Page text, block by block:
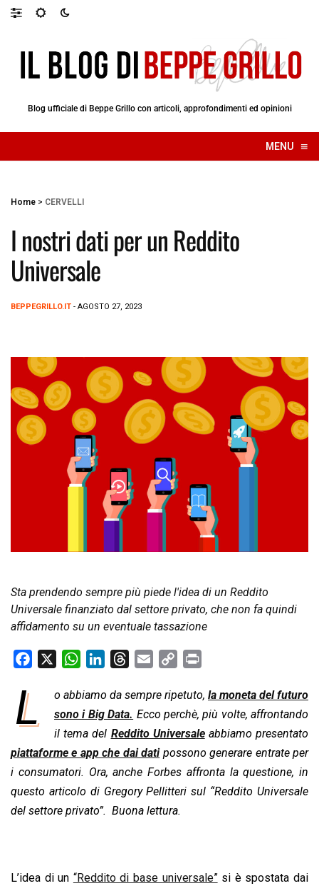
Blog ufficiale di Beppe Grillo con articoli, approfondimenti ed opinioni
MENU ≡
☰
Home > CERVELLI
I nostri dati per un Reddito
Universale
BEPPEGRILLO.IT - AGOSTO 27, 2023
Sta prendendo sempre più piede l'idea di un Reddito
Universale finanziato dal settore privato, che non fa quindi
affidamento su un eventuale tassazione
o
o
k
W
a
t
s
A
p
p
n
k
e
d
I
n
r
e
a
d
s
a
i
l
p
y
L
i
n
k
i
n
t
L o abbiamo da sempre ripetuto, la moneta del futuro
sono i Big Data. Ecco perchè, più volte, affrontando
il tema del Reddito Universaleabbiamo presentato
piattaforme e app che dai datipossono generare entrate per
i consumatori. Ora, anche Forbes affronta la questione, in
questo articolo di Gregory Pellitteri sul “Reddito Universale
del settore privato”. Buona lettura.
L’idea di un “Reddito di base universale”si è spostata dai